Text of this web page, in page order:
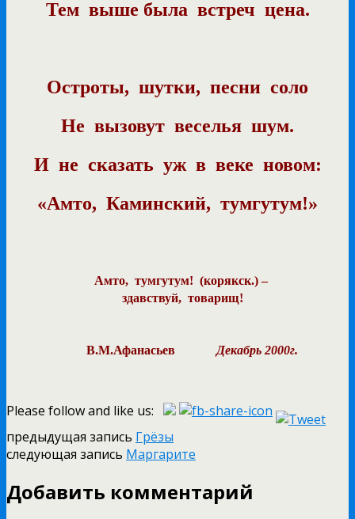
Тем выше была встреч цена.
Остроты, шутки, песни соло
Не вызовут веселья шум.
И не сказать уж в веке новом:
«Амто, Каминский, тумгутум!»
Амто, тумгутум! (корякск.) –
здавствуй, товарищ!
В.М.Афанасьев Декабрь 2000г.
Please follow and like us:
предыдущая запись Грёзы
следующая запись Маргарите
Добавить комментарий